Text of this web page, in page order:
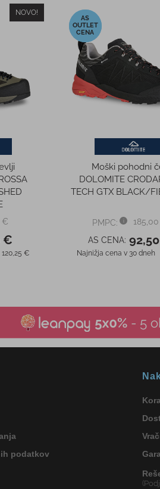
NOVO!
€
€
120,25 €
-50%
Moški pohodni
DOLOMITE
TECH GTX BLACK/
PMPC:
AS CENA:
Najnižja cena v 30 dneh
podatkov